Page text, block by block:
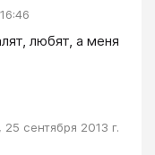
любят, а меня
, 25 сентября 2013 г.